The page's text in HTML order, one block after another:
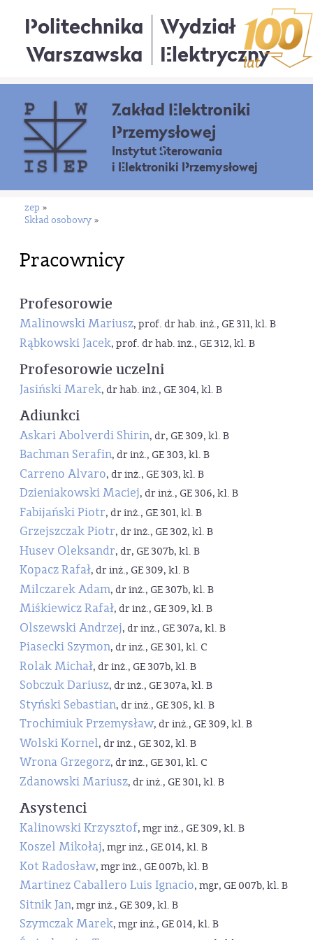
Politechnika
Warszawska
Wydział
Elektryczny
Zakład Elektroniki
Przemysłowej
Instytut Sterowania
i Elektroniki Przemysłowej
zep »
Skład osobowy »
Pracownicy
Profesorowie
Malinowski Mariusz, prof. dr hab. inż., GE 311, kl. B
Rąbkowski Jacek, prof. dr hab. inż., GE 312, kl. B
Profesorowie uczelni
Jasiński Marek, dr hab. inż., GE 304, kl. B
Adiunkci
Askari Abolverdi Shirin, dr, GE 309, kl. B
Bachman Serafin, dr inż., GE 303, kl. B
Carreno Alvaro, dr inż., GE 303, kl. B
Dzieniakowski Maciej, dr inż., GE 306, kl. B
Fabijański Piotr, dr inż., GE 301, kl. B
Grzejszczak Piotr, dr inż., GE 302, kl. B
Husev Oleksandr, dr, GE 307b, kl. B
Kopacz Rafał, dr inż., GE 309, kl. B
Milczarek Adam, dr inż., GE 307b, kl. B
Miśkiewicz Rafał, dr inż., GE 309, kl. B
Olszewski Andrzej, dr inż., GE 307a, kl. B
Piasecki Szymon, dr inż., GE 301, kl. C
Rolak Michał, dr inż., GE 307b, kl. B
Sobczuk Dariusz, dr inż., GE 307a, kl. B
Styński Sebastian, dr inż., GE 305, kl. B
Trochimiuk Przemysław, dr inż., GE 309, kl. B
Wolski Kornel, dr inż., GE 302, kl. B
Wrona Grzegorz, dr inż., GE 301, kl. C
Zdanowski Mariusz, dr inż., GE 301, kl. B
Asystenci
Kalinowski Krzysztof, mgr inż., GE 309, kl. B
Koszel Mikołaj, mgr inż., GE 014, kl. B
Kot Radosław, mgr inż., GE 007b, kl. B
Martinez Caballero Luis Ignacio, mgr, GE 007b, kl. B
Sitnik Jan, mgr inż., GE 309, kl. B
Szymczak Marek, mgr inż., GE 014, kl. B